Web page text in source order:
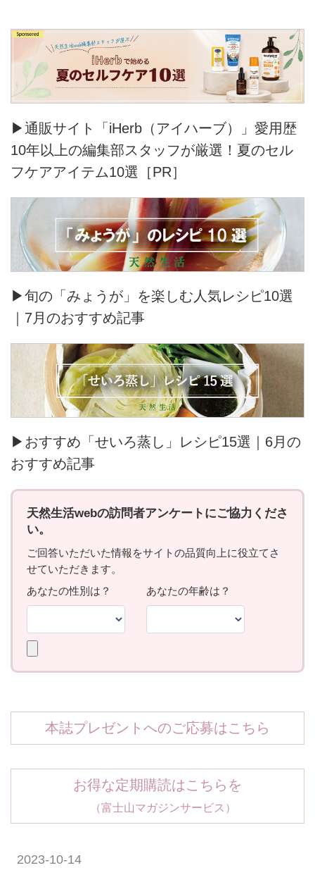
▶通販サイト「iHerb（アイハーブ）」愛用歴
10年以上の編集部スタッフが厳選！夏のセル
フケアアイテム10選［PR］
▶旬の「みょうが」を楽しむ人気レシピ10選
｜7月のおすすめ記事
▶おすすめ「せいろ蒸し」レシピ15選｜6月の
おすすめ記事
本誌プレゼントへのご応募はこちら
お得な定期購読はこちらを
（富士山マガジンサービス）
2023-10-14